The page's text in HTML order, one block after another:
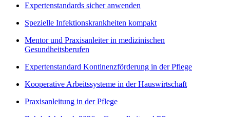
Expertenstandards sicher anwenden
Spezielle Infektionskrankheiten kompakt
Mentor und Praxisanleiter in medizinischen
Gesundheitsberufen
Expertenstandard Kontinenzförderung in der Pflege
Kooperative Arbeitssysteme in der Hauswirtschaft
Praxisanleitung in der Pflege